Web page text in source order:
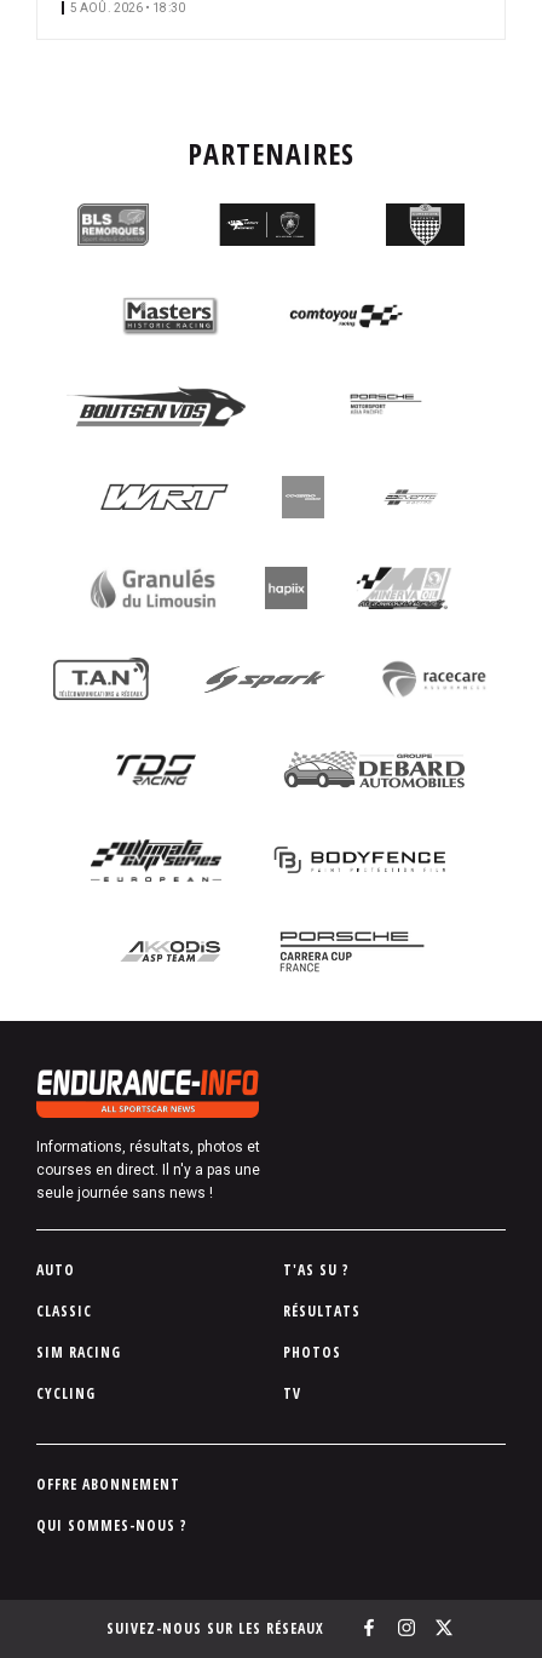
5 AOÛ. 2026 • 18:30
PARTENAIRES
Informations, résultats, photos et
courses en direct. Il n'y a pas une
seule journée sans news !
P
d
d
p
e
AUTO
CLASSIC
SIM RACING
CYCLING
T'AS SU ?
RÉSULTATS
PHOTOS
TV
P
d
OFFRE ABONNEMENT
QUI SOMMES-NOUS ?
SUIVEZ-NOUS SUR LES RÉSEAUX